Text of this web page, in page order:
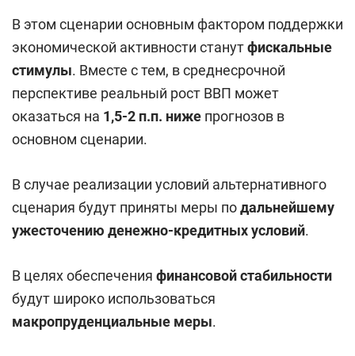
В этом сценарии основным фактором поддержки
экономической активности станутфискальные
стимулы. Вместе с тем, в среднесрочной
перспективе реальный рост ВВП может
оказаться на 1,5-2 п.п. ниже прогнозов в
основном сценарии.
В случае реализации условий альтернативного
сценария будут приняты меры подальнейшему
ужесточению денежно-кредитных условий.
В целях обеспечения финансовой стабильности
будут широко использоваться
макропруденциальные меры.